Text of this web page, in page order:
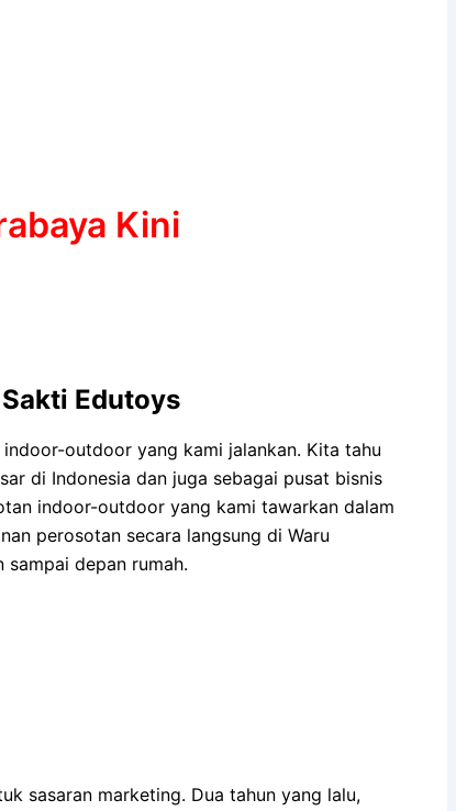
Kini
Edutoys
outdoor yang kami jalankan. Kita tahu
di Indonesia dan juga sebagai pusat bisnis
indoor-outdoor yang kami tawarkan dalam
perosotan secara langsung di Waru
depan rumah.
sasaran marketing. Dua tahun yang lalu,